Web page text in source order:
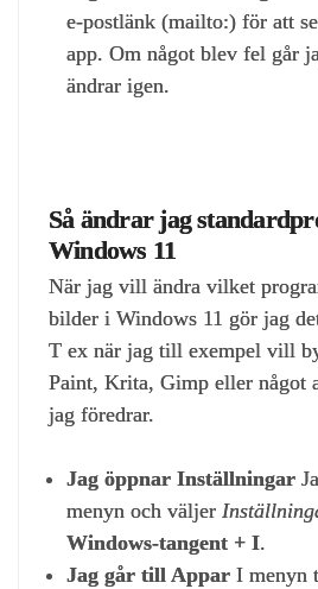
e‑postlänk (mailto:) för att
app. Om något blev fel går
ändrar igen.
Så ändrar jag
Windows 11
När jag vill ändra vilket
bilder i Windows 11 gör jag
T ex när jag till exempel vill
Paint, Krita, Gimp eller något
jag föredrar.
Jag öppnar Inställningar
menyn och väljer
Windows‑tangent + I.
Jag går till Appar I menyn